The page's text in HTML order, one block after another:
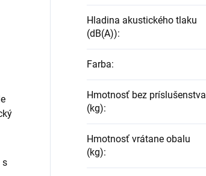
s
Hladina akustického tlaku
(dB(A)):
Farba:
Hmotnosť bez príslušenstva
(kg):
Hmotnosť vrátane obalu
(kg):